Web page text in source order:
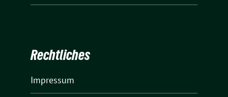
Rechtliches
Impressum